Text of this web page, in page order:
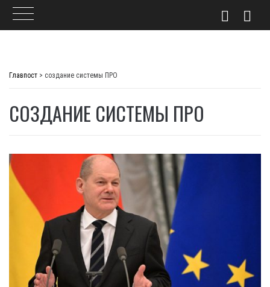
Главпост > создание системы ПРО
СОЗДАНИЕ СИСТЕМЫ ПРО